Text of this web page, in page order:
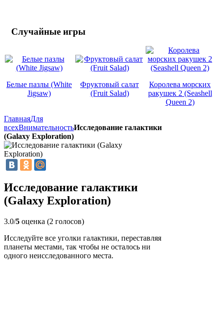
Случайные игры
Белые пазлы (White
Jigsaw)
Фруктовый салат
(Fruit Salad)
Королева морских
ракушек 2 (Seashell
Queen 2)
ГлавнаяДля
всехВнимательностьИсследование галактики
(Galaxy Exploration)
Исследование галактики
(Galaxy Exploration)
3.0/5 оценка (2 голосов)
Исследуйте все уголки галактики, переставляя
планеты местами, так чтобы не осталось ни
одного неисследованного места.